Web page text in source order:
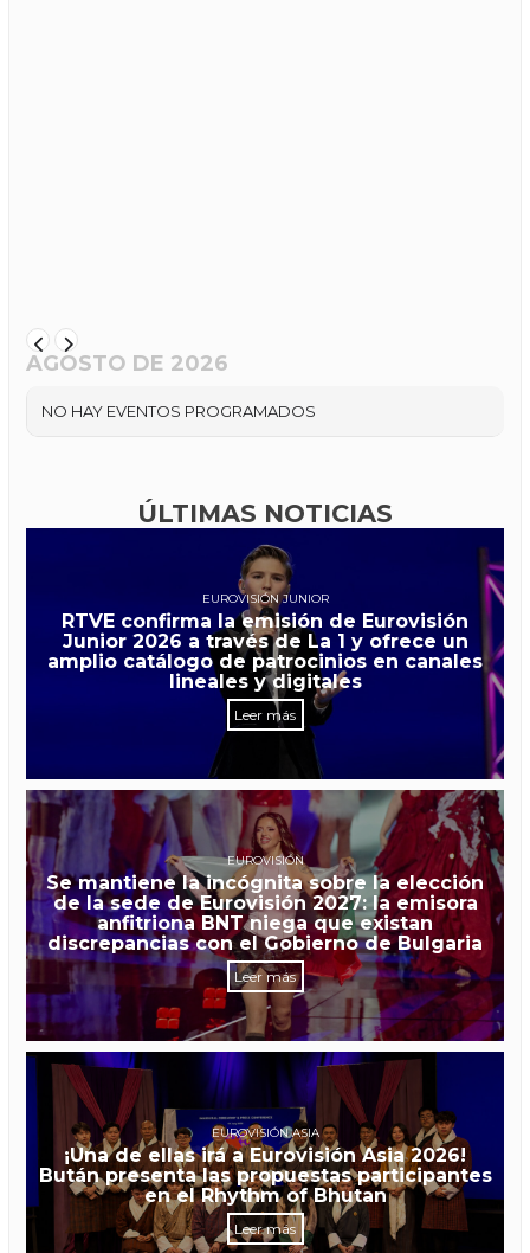
AGOSTO DE 2026
NO HAY EVENTOS PROGRAMADOS
ÚLTIMAS NOTICIAS
EUROVISIÓN JUNIOR
RTVE confirma la emisión de Eurovisión
Junior 2026 a través de La 1 y ofrece un
amplio catálogo de patrocinios en canales
lineales y digitales
Leer más
EUROVISIÓN
Se mantiene la incógnita sobre la elección
de la sede de Eurovisión 2027: la emisora
anfitriona BNT niega que existan
discrepancias con el Gobierno de Bulgaria
Leer más
EUROVISIÓN ASIA
¡Una de ellas irá a Eurovisión Asia 2026!
Bután presenta las propuestas participantes
en el Rhythm of Bhutan
Leer más